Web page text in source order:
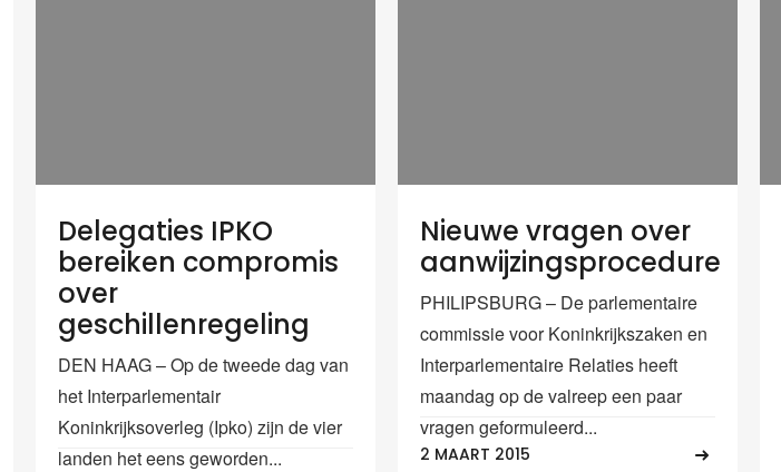
Delegaties IPKO
bereiken compromis
over
geschillenregeling
DEN HAAG – Op de tweede dag van
het Interparlementair
Koninkrijksoverleg (Ipko) zijn de vier
landen het eens geworden...
Nieuwe vragen over
aanwijzingsprocedure
PHILIPSBURG – De parlementaire
commissie voor Koninkrijkszaken en
Interparlementaire Relaties heeft
maandag op de valreep een paar
vragen geformuleerd...
2 MAART 2015